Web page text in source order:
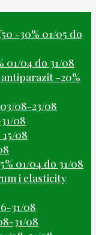
-30% 01/05 do
04 do 31/08
-20%
08-23/08
08
08
01/04 do 31/08
i elasticity
31/08
31/08